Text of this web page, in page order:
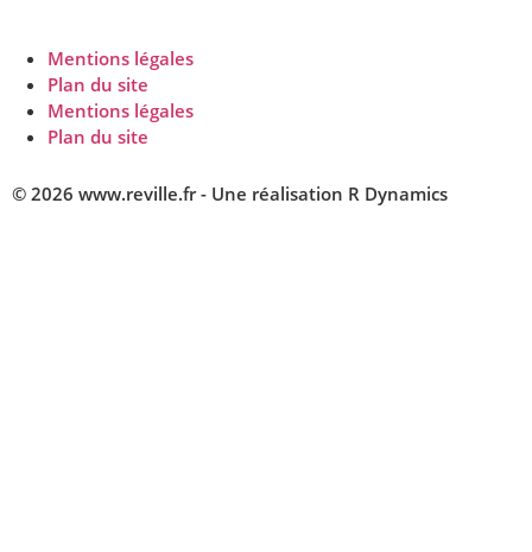
Mentions légales
Plan du site
Mentions légales
Plan du site
© 2026 www.reville.fr - Une réalisation R Dynamics